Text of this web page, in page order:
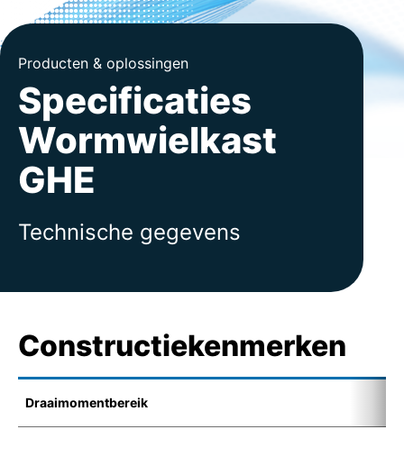
Bedrijf
Contact
Producten & oplossingen
Specificaties
Wormwielkast
GHE
Technische gegevens
Constructiekenmerken
Draaimomentbereik